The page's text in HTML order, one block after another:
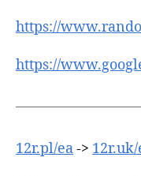
https://
https://
12r.pl/ea-> 12r.uk/